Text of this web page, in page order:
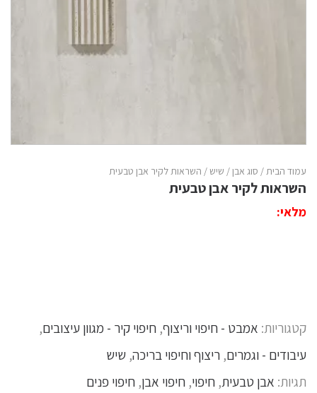
עמוד הבית/ סוג אבן/ שיש/ השראות לקיר אבן טבעית
השראות לקיר אבן טבעית
מלאי:
קטגוריות: אמבט - חיפוי וריצוף, חיפוי קיר - מגוון עיצובים,
עיבודים - וגמרים, ריצוף וחיפוי בריכה, שיש
תגיות: אבן טבעית, חיפוי, חיפוי אבן, חיפוי פנים